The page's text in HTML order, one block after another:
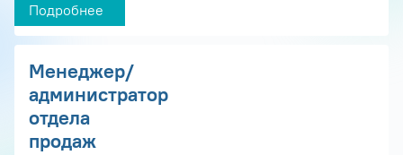
Подробнее
Менеджер/
администратор
отдела
продаж